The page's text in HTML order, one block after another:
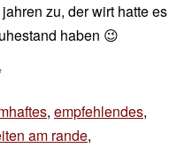
zu, der wirt hatte es
haben 😉
, empfehlendes,
am rande,